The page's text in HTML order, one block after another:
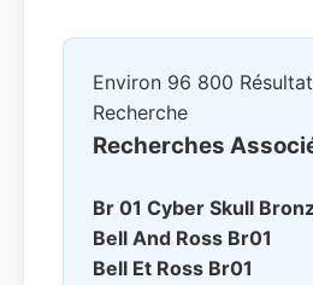
Environ 96 800
Recherche
Recherches
Br 01 Cyber Skull
Bell And Ross Br01
Bell Et Ross Br01